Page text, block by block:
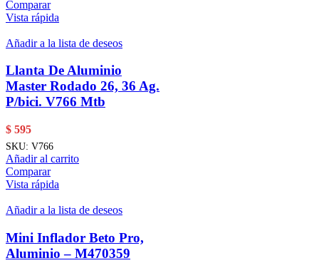
Comparar
Vista rápida
Añadir a la lista de deseos
Llanta De Aluminio
Master Rodado 26, 36 Ag.
P/bici. V766 Mtb
$ 595
SKU: V766
Añadir al carrito
Comparar
Vista rápida
Añadir a la lista de deseos
Mini Inflador Beto Pro,
Aluminio – M470359